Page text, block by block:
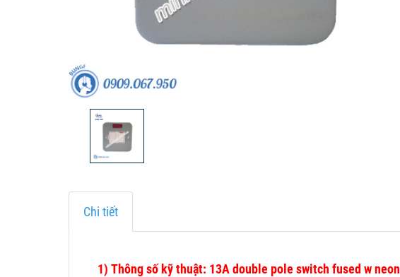
Chi tiết
1) Thông số kỹ thuật: 13A double pole switch fused w neon